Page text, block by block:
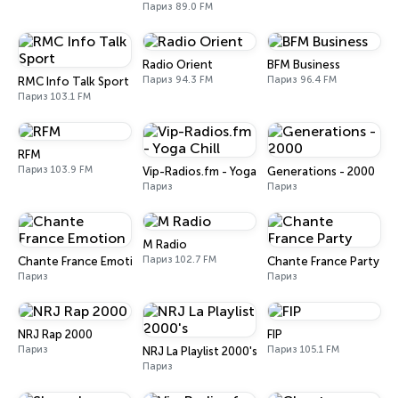
Париз 89.0 FM
RMC Info Talk Sport
Париз 103.1 FM
Radio Orient
Париз 94.3 FM
BFM Business
Париз 96.4 FM
RFM
Париз 103.9 FM Vip-Radios.fm - Yoga Chill
Париз
Generations - 2000
Париз
Chante France Emotion
Париз
M Radio
Париз 102.7 FM Chante France Party
Париз
NRJ Rap 2000
Париз NRJ La Playlist 2000's
Париз
FIP
Париз 105.1 FM